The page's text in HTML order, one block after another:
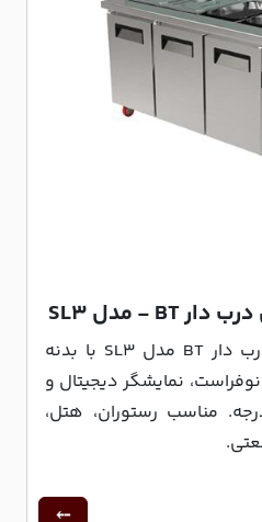
کانتر سالاد بار 5 لگن درب دار BT مدل SL3 با بدنه
نمایشگر دیجیتال و
4- تا 3+ درجه. مناسب رستوران، هتل،